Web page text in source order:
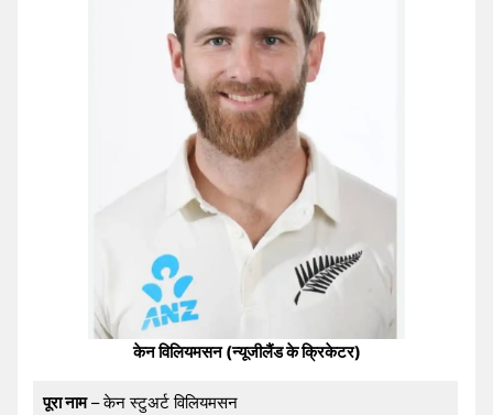
केन विलियमसन (न्यूजीलैंड के क्रिकेटर)
पूरा नाम– केन स्टुअर्ट विलियमसन